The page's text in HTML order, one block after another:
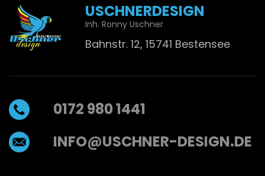
USCHNERDESIGN
Inh. Ronny Uschner
Bahnstr. 12, 15741 Bestensee
0172 980 1441
INFO@USCHNER-DESIGN.DE